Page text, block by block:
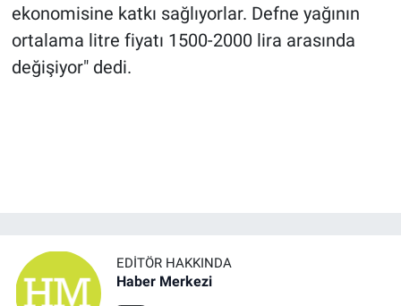
ekonomisine katkı sağlıyorlar. Defne yağının
ortalama litre fiyatı 1500-2000 lira arasında
değişiyor" dedi.
EDITÖR HAKKINDA
Haber Merkezi